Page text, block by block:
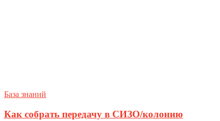
База знаний
Как собрать передачу в СИЗО/колонию